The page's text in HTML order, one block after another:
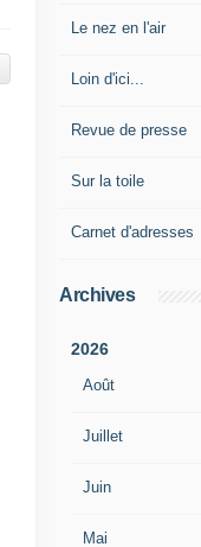
Le nez en l'air
Loin d'ici...
Revue de presse
Sur la toile
Carnet d'adresses
Archives
2026
Août
Juillet
Juin
Mai